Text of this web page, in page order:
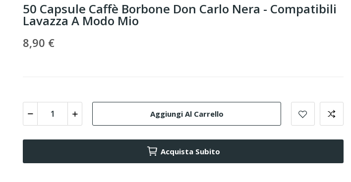
50 Capsule Caffè Borbone Don Carlo Nera - Compatibili
Lavazza A Modo Mio
8,90 €
Aggiungi Al Carrello
Acquista Subito